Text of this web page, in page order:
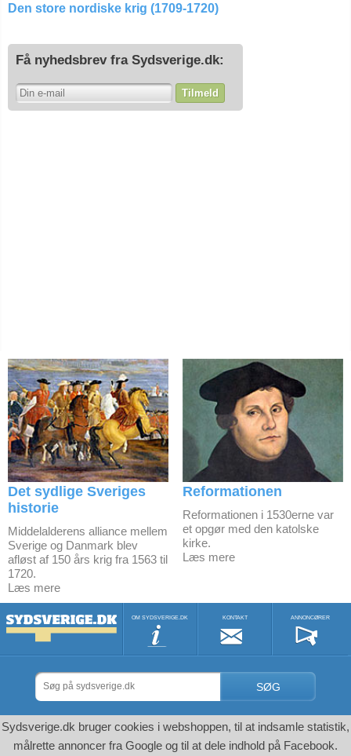
Den store nordiske krig (1709-1720)
Få nyhedsbrev fra Sydsverige.dk:
Tilmeld
Det sydlige Sveriges
historie
Middelalderens alliance mellem
Sverige og Danmark blev
afløst af 150 års krig fra 1563 til
1720.
Læs mere
Reformationen
Reformationen i 1530erne var
et opgør med den katolske
kirke.
Læs mere
OM SYDSVERIGE.DK KONTAKT ANNONCØRER
SØG
Sydsverige.dk bruger cookies i webshoppen, til at indsamle statistik,
målrette annoncer fra Google og til at dele indhold på Facebook.